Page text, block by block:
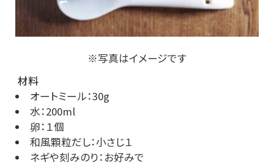
※写真はイメージです
材料
オートミール：30g
水：200ml
卵：１個
和風顆粒だし：小さじ１
ネギや刻みのり：お好みで